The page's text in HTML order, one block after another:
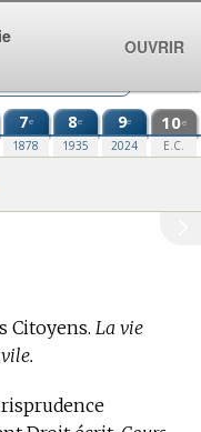
7e
1878
8e
1935
9e
2024
10e
E.C.
Citoyens. La vie
OUVRIR